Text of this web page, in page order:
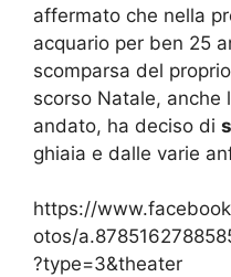
affermato che nella
acquario per ben 25
scomparsa del
scorso Natale, anche
andato, ha deciso di
ghiaia e dalle varie
https://
otos/
?type=3&theater